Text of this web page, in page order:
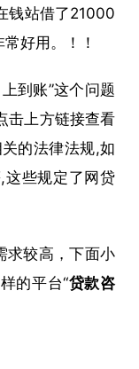
钱站借了21000
好用。！！
到账”这个问题
击上方链接查看
的法律法规,如
这些规定了网贷
求较高，下面小
的平台“贷款咨